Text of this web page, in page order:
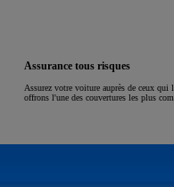
Assurance tous risques
Assurez votre voiture auprès de ceux
offrons l'une des couvertures les plus